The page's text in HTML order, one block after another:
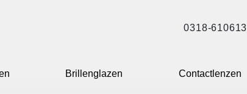
0318-610613
Brillenglazen Contactlenzen